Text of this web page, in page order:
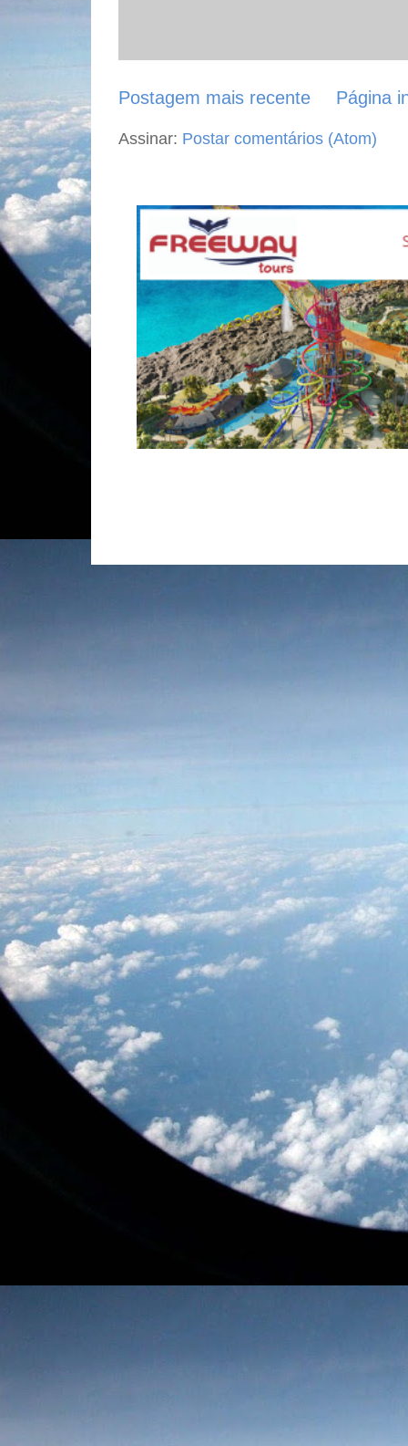
Postagem mais recente Página
Assinar: Postar comentários (Atom)